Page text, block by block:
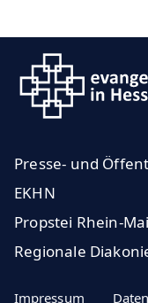
Presse- und
EKHN
Propstei Rhein-
Regionale
Impressum